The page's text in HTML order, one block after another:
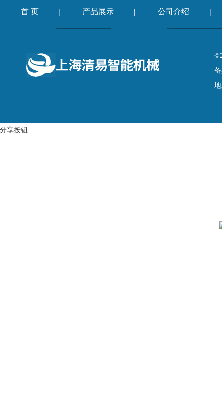
首 页 | 产品展示 | 公司介绍 |
备
分享按钮